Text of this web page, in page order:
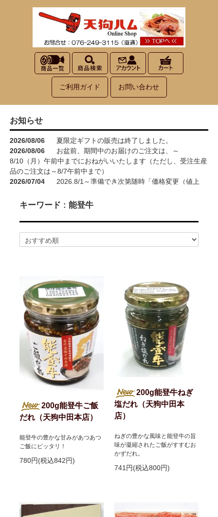
ご利用ガイド お問い合わせ
お知らせ
2026/08/06
夏限定ギフトの販売は終了しました。
2026/08/06
お盆前、期間中のお届けのご注文は、～
8/10（月）午前中までにおねがいいたします（ただし、受注生産
品のご注文は～8/7午前中まで）
2026/07/04
2026.8/1～準備でき次第随時「価格変更（値上
2026/05/15
お買い物が楽しくなる！100円お買い上げごとに1
ポイント進呈→3ポイント進呈に！！
2026/02/14
ハム屋（天狗ハム）の作るこだわり「ハムカツ」
が販売されました！
2025/08/29
「卸販売」を開始いたしました！まずはお問合せ
ど）もございます）
2025/07/14
会員登録後のお買い物がお得に！！ポイントにつ
いても変更しました<(_ _)>
2025/05/13
天狗ハムオンラインショップ会員様限定！
3％OFF商品を増やしました(^^)/
2025/01/05
「お肉」のご注文は「お急ぎ便」「当日出荷」の
対象外です。詳しくは各ページの「商品説明」欄をご確認くださ
2025/01/05
【ご注意】配送をお急ぎの方は、日付指定をせず
に、備考欄にその旨をご記入ください。品物が準備出来次第、発
送させていただきます。
「地域から元気に！！」天狗ハムでは【金沢市】
の「ふるさと納税返礼品」に提供しております。
キーワード : 能登牛
200g能登牛ご飯
だれ（天狗中田本店）
能登牛の豊かな甘みがあつあつ
ご飯にピッタリ！
780円(税込842円)
200g能登牛ねぎ
塩だれ（天狗中田本
店）
ねぎの豊かな風味と能登牛の旨
味が凝縮されたご飯がすすむお
かずだれ。
741円(税込800円)